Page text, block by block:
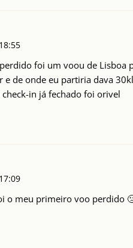
18:55
foi um voou de Lisboa
e de onde eu partiria dava
in já fechado foi orivel
17:09
o meu primeiro voo perdido